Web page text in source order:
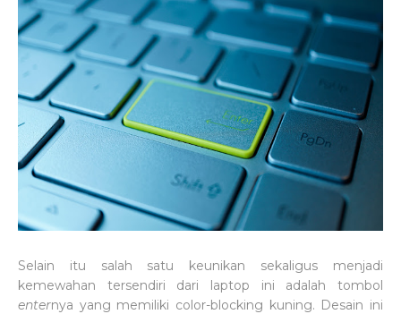
Selain itu salah satu keunikan sekaligus menjadi
kemewahan tersendiri dari laptop ini adalah tombol
enternya yang memiliki color-blocking kuning. Desain ini